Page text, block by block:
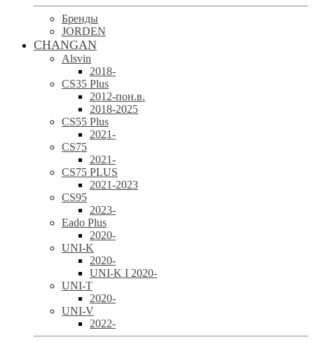
Бренды
JORDEN
CHANGAN
Alsvin
2018-
CS35 Plus
2012-пон.в.
2018-2025
CS55 Plus
2021-
CS75
2021-
CS75 PLUS
2021-2023
CS95
2023-
Eado Plus
2020-
UNI-K
2020-
UNI-K I 2020-
UNI-T
2020-
UNI-V
2022-